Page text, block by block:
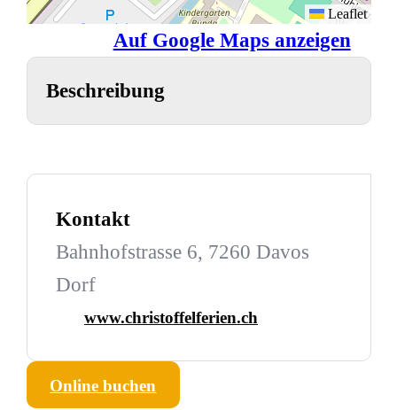
Leaflet
Auf Google Maps anzeigen
Beschreibung
Kontakt
Bahnhofstrasse 6, 7260 Davos
Dorf
www.christoffelferien.ch
Online buchen